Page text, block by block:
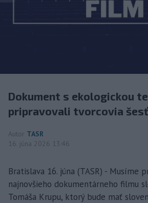
Dokument s ekologickou
pripravovali tvorcovia
Autor TASR
16. júna 2026 13:46
Bratislava 16. júna (TASR) - Musíme
najnovšieho dokumentárneho filmu
Tomáša Krupu, ktorý bude mať